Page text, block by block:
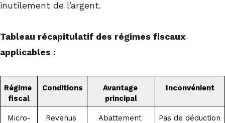
inutilement de l’argent.
Tableau récapitulatif des régimes fiscaux
applicables :
Régime
fiscal
Conditions
Avantage
principal
Inconvénient
Micro-
Revenus
Abattement
Pas de déduction